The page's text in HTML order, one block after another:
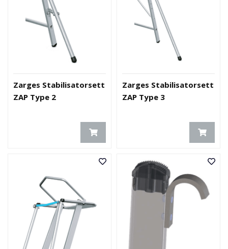
Zarges Stabilisatorsett
ZAP Type 2
Zarges Stabilisatorsett
ZAP Type 3